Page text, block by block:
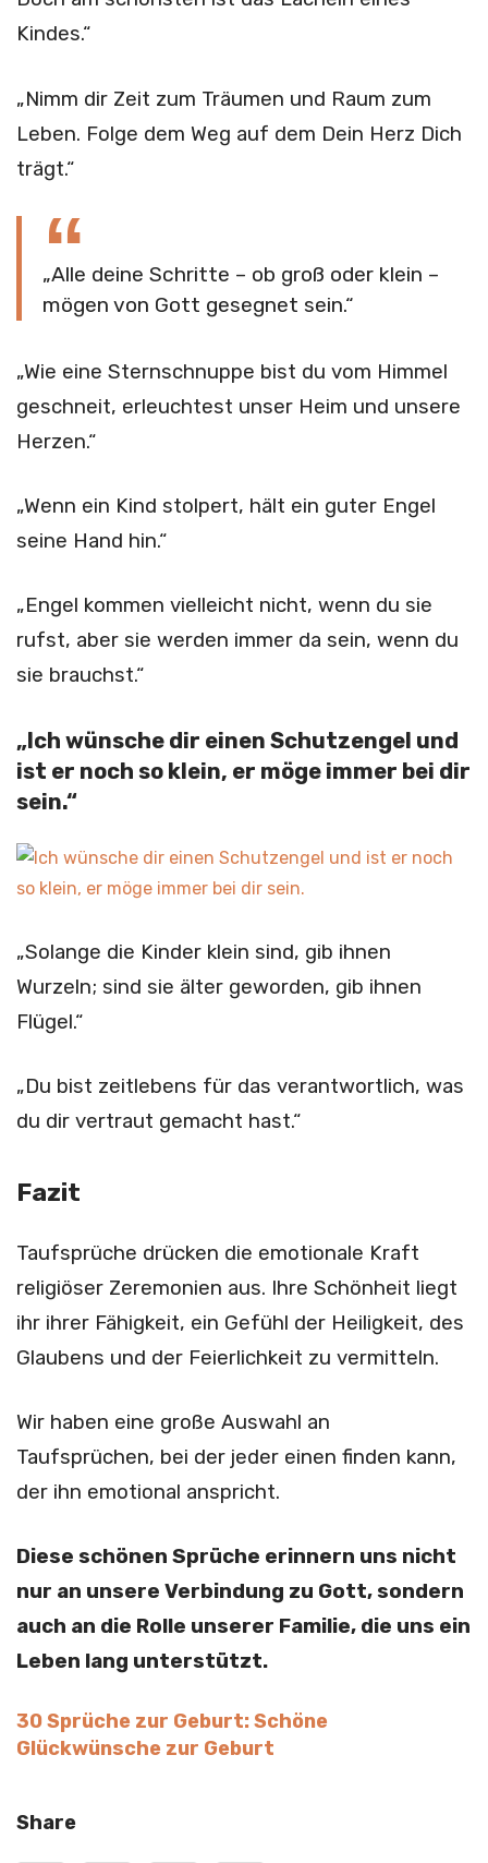
Kindes.“
„Nimm dir Zeit zum Träumen und Raum zum
Leben. Folge dem Weg auf dem Dein Herz Dich
trägt.“
„Alle deine Schritte – ob groß oder klein –
mögen von Gott gesegnet sein.“
„Wie eine Sternschnuppe bist du vom Himmel
geschneit, erleuchtest unser Heim und unsere
Herzen.“
„Wenn ein Kind stolpert, hält ein guter Engel
seine Hand hin.“
„Engel kommen vielleicht nicht, wenn du sie
rufst, aber sie werden immer da sein, wenn du
sie brauchst.“
„Ich wünsche dir einen Schutzengel und
ist er noch so klein, er möge immer bei dir
sein.“
„Solange die Kinder klein sind, gib ihnen
Wurzeln; sind sie älter geworden, gib ihnen
Flügel.“
„Du bist zeitlebens für das verantwortlich, was
du dir vertraut gemacht hast.“
Fazit
Taufsprüche drücken die emotionale Kraft
religiöser Zeremonien aus. Ihre Schönheit liegt
ihr ihrer Fähigkeit, ein Gefühl der Heiligkeit, des
Glaubens und der Feierlichkeit zu vermitteln.
Wir haben eine große Auswahl an
Taufsprüchen, bei der jeder einen finden kann,
der ihn emotional anspricht.
Diese schönen Sprüche erinnern uns nicht
nur an unsere Verbindung zu Gott, sondern
auch an die Rolle unserer Familie, die uns ein
Leben lang unterstützt.
30 Sprüche zur Geburt: Schöne
Glückwünsche zur Geburt
Share